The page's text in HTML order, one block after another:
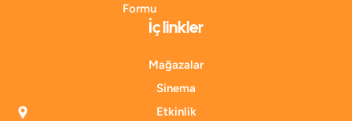
Formu
İç linkler
Mağazalar
Sinema
Etkinlik